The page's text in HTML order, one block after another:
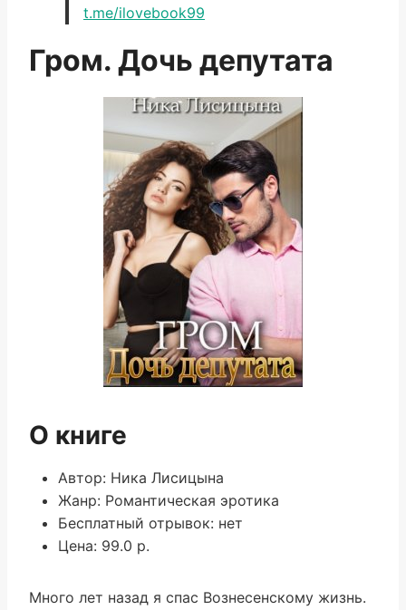
t.me/ilovebook99
Гром. Дочь депутата
О книге
Автор: Ника Лисицына
Жанр: Романтическая эротика
Бесплатный отрывок: нет
Цена: 99.0 р.
Много лет назад я спас Вознесенскому жизнь.